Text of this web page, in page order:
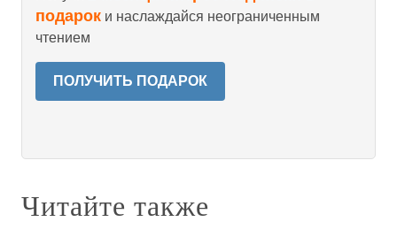
подарок и наслаждайся неограниченным
чтением
ПОЛУЧИТЬ ПОДАРОК
Читайте также